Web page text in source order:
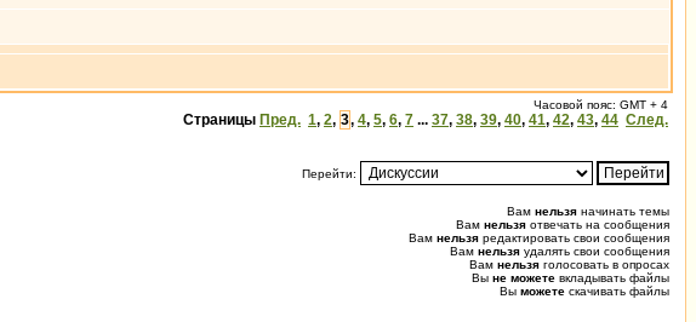
Часовой пояс: GMT + 4
Страницы Пред. 1, 2, 3, 4, 5, 6, 7 ... 37, 38, 39, 40, 41, 42, 43, 44 След.
Перейти:
Вам нельзя начинать темы
Вам нельзя отвечать на сообщения
Вам нельзя редактировать свои сообщения
Вам нельзя удалять свои сообщения
Вам нельзя голосовать в опросах
Вы не можете вкладывать файлы
Вы можете скачивать файлы